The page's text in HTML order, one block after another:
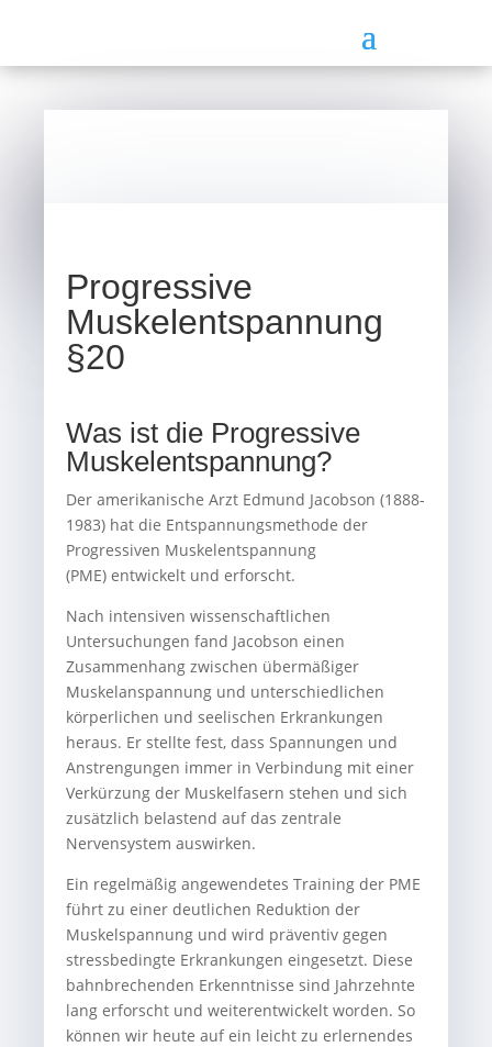
Progressive
Muskelentspannung
§20
Was ist die Progressive
Muskelentspannung?
Der amerikanische Arzt Edmund Jacobson (1888-
1983) hat die Entspannungsmethode der
Progressiven Muskelentspannung
(PME) entwickelt und erforscht.
Nach intensiven wissenschaftlichen
Untersuchungen fand Jacobson einen
Zusammenhang zwischen übermäßiger
Muskelanspannung und unterschiedlichen
körperlichen und seelischen Erkrankungen
heraus. Er stellte fest, dass Spannungen und
Anstrengungen immer in Verbindung mit einer
Verkürzung der Muskelfasern stehen und sich
zusätzlich belastend auf das zentrale
Nervensystem auswirken.
Ein regelmäßig angewendetes Training der PME
führt zu einer deutlichen Reduktion der
Muskelspannung und wird präventiv gegen
stressbedingte Erkrankungen eingesetzt. Diese
bahnbrechenden Erkenntnisse sind Jahrzehnte
lang erforscht und weiterentwickelt worden. So
können wir heute auf ein leicht zu erlernendes